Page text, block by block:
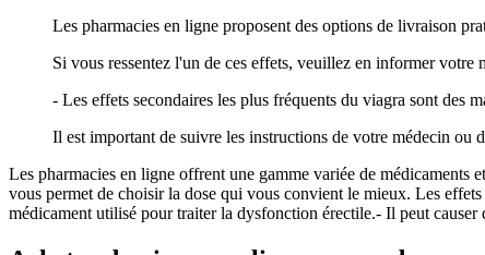
Les pharmacies en ligne proposent des options de livraison
Si vous ressentez l'un de ces effets, veuillez en informer votre
- Les effets secondaires les plus fréquents du viagra sont des
Il est important de suivre les instructions de votre médecin ou
Les pharmacies en ligne offrent une gamme variée de médicaments
vous permet de choisir la dose qui vous convient le mieux. Les
médicament utilisé pour traiter la dysfonction érectile.- Il peut causer